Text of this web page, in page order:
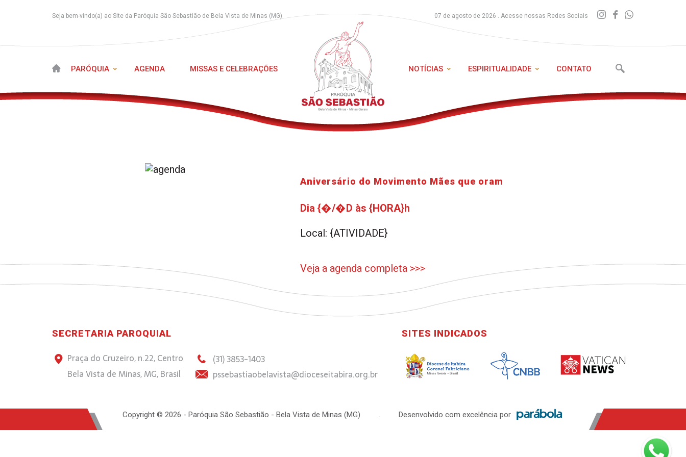
Seja bem-vindo(a) ao Site da Paróquia São Sebastião de Bela Vista de Minas (MG) 07 de agosto de 2026 . Acesse nossas Redes Sociais
PARÓQUIA AGENDA MISSAS E CELEBRAÇÕES NOTÍCIAS ESPIRITUALIDADE CONTATO
Aniversário do Movimento Mães que oram
Dia {�/�D às {HORA}h
Local: {ATIVIDADE}
Veja a agenda completa >>>
SECRETARIA PAROQUIAL
Praça do Cruzeiro, n.22, Centro
Bela Vista de Minas, MG, Brasil
(31) 3853-1403
pssebastiaobelavista@dioceseitabira.org.br
SITES INDICADOS
Copyright © 2026 - Paróquia São Sebastião - Bela Vista de Minas (MG) . Desenvolvido com excelência por